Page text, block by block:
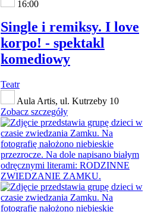
16:00
Single i remiksy. I love
korpo! - spektakl
komediowy
Teatr
Aula Artis, ul. Kutrzeby 10
Zobacz szczegóły